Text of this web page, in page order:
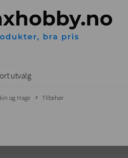
utvalg
og Hage Tilbehør